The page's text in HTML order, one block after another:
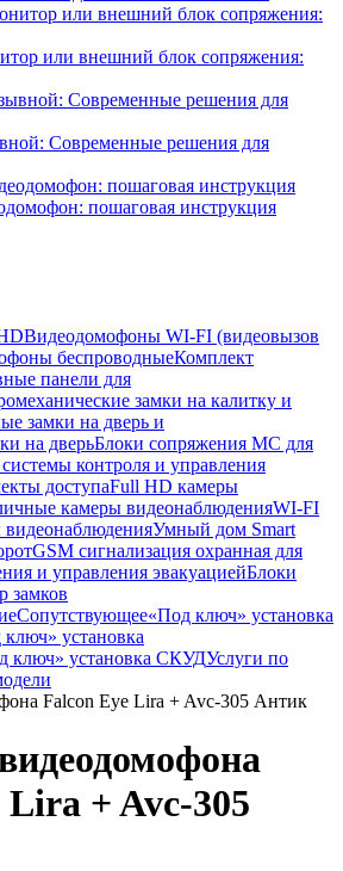
или внешний блок сопряжения:
Современные решения для
пошаговая инструкция
Видеодомофоны WI-FI (видеовызов
беспроводныеКомплект
панели для
замки на калитку и
замки на дверь и
на дверьБлоки сопряжения МС для
контроля и управления
доступаFull HD камеры
камеры видеонаблюденияWI-FI
Умный дом Smart
GSM сигнализация охранная для
и управления эвакуациейБлоки
замков
Сопутствующее«Под ключ» установка
установка
ключ» установка СКУДУслуги по
Falcon Eye Lira + Avc-305 Антик
+ Avc-305